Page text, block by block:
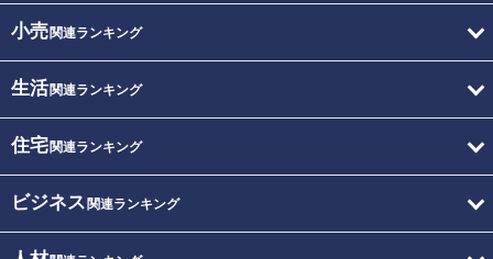
小売関連ランキング
生活関連ランキング
住宅関連ランキング
ビジネス 関連ランキング